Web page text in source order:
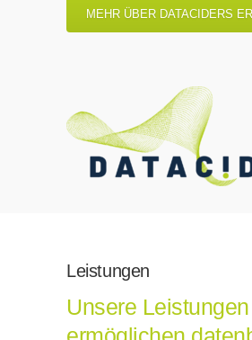
MEHR ÜBER DATACIDERS
Leistungen
Unsere Leistungen